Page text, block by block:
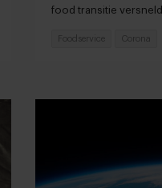
food transitie versneld
Foodservice Corona